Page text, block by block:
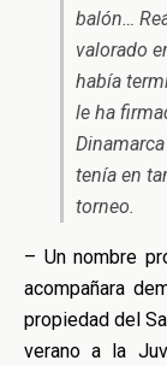
balón…
valorado
había
le ha
tenía en
torneo.
– Un nombre
acompañara
propiedad del
verano a la